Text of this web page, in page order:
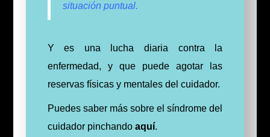
situación puntual.
Y es una lucha diaria contra la
enfermedad, y que puede agotar las
reservas físicas y mentales del cuidador.
Puedes saber más sobre el síndrome del
cuidador pinchando aquí.